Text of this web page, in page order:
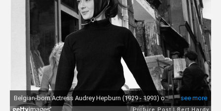
ハル・ベリー
ファンタスティック４：ファースト・ステップ
プラダを着た悪魔 プラダを着た悪魔2
ブラッド・ピット プレデター：バッドランド